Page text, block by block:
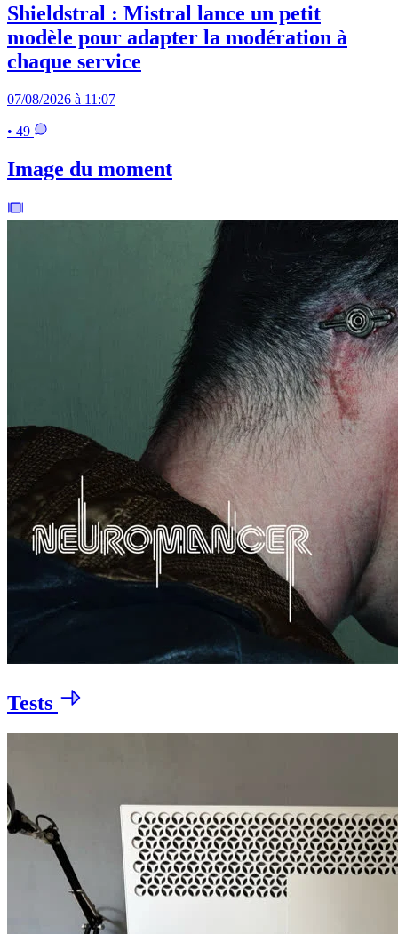
Shieldstral : Mistral lance un petit
modèle pour adapter la modération à
chaque service
07/08/2026 à 11:07
• 49
Image du moment
Tests